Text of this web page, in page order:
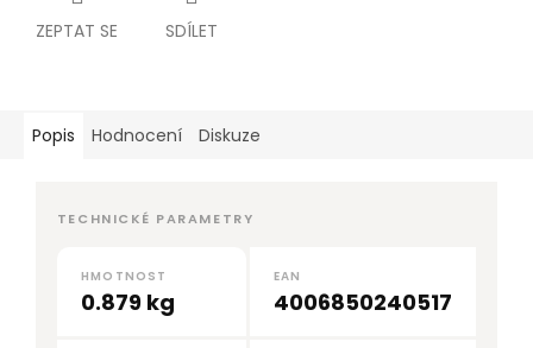
ZEPTAT SE SDÍLET
Popis Hodnocení Diskuze
TECHNICKÉ PARAMETRY
HMOTNOST
0.879 kg
EAN
4006850240517